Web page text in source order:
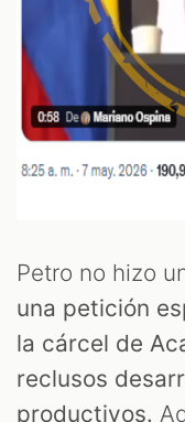
Petro no hizo
una petición
la cárcel de
reclusos
productivos.